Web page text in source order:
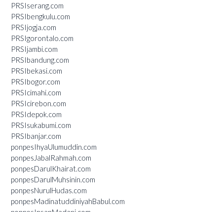
PRSIserang.com
PRSIbengkulu.com
PRSIjogja.com
PRSIgorontalo.com
PRSIjambi.com
PRSIbandung.com
PRSIbekasi.com
PRSIbogor.com
PRSIcimahi.com
PRSIcirebon.com
PRSIdepok.com
PRSIsukabumi.com
PRSIbanjar.com
ponpesIhyaUlumuddin.com
ponpesJabalRahmah.com
ponpesDarulKhairat.com
ponpesDarulMuhsinin.com
ponpesNurulHudas.com
ponpesMadinatuddiniyahBabul.com